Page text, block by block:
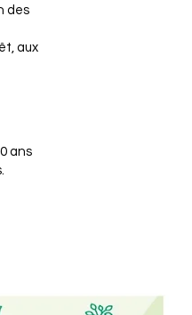
des
aux
ans